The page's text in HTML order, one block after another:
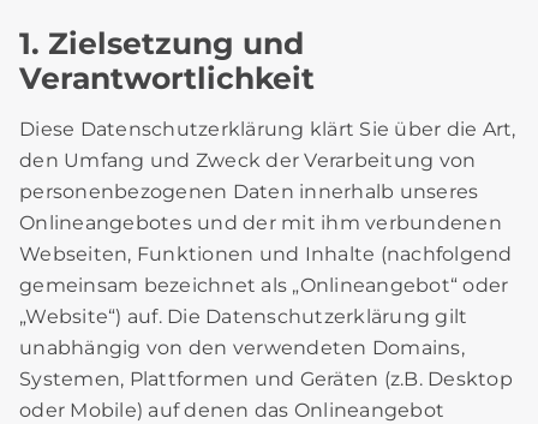
1. Zielsetzung und
Verantwortlichkeit
Diese Datenschutzerklärung klärt Sie über die Art,
den Umfang und Zweck der Verarbeitung von
personenbezogenen Daten innerhalb unseres
Onlineangebotes und der mit ihm verbundenen
Webseiten, Funktionen und Inhalte (nachfolgend
gemeinsam bezeichnet als „Onlineangebot“ oder
„Website“) auf. Die Datenschutzerklärung gilt
unabhängig von den verwendeten Domains,
Systemen, Plattformen und Geräten (z.B. Desktop
oder Mobile) auf denen das Onlineangebot